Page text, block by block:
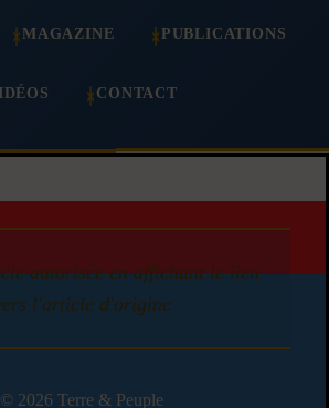
MAGAZINE PUBLICATIONS
CONTACT
autorisée en affichant le lien
l'article d'origine
© 2026 Terre & Peuple